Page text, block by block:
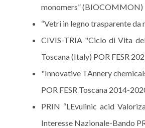
monomers” (BIOCOMMON)
“Vetri in legno trasparente da
CIVIS-TRIA "Ciclo di Vita
Toscana (Italy) POR FESR
"Innovative TAnnery
POR FESR Toscana 2014-
PRIN “LEvulinic acid
Interesse Nazionale-Bando